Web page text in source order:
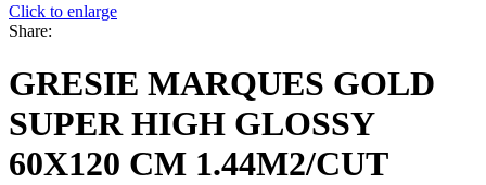
Click to enlarge
Share:
GRESIE MARQUES GOLD
SUPER HIGH GLOSSY
60X120 CM 1.44M2/CUT